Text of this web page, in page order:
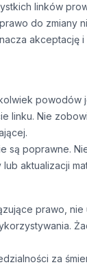
linków
do zmiany
powodów
linku. Nie
są poprawne.
aktualizacji
prawo,
za